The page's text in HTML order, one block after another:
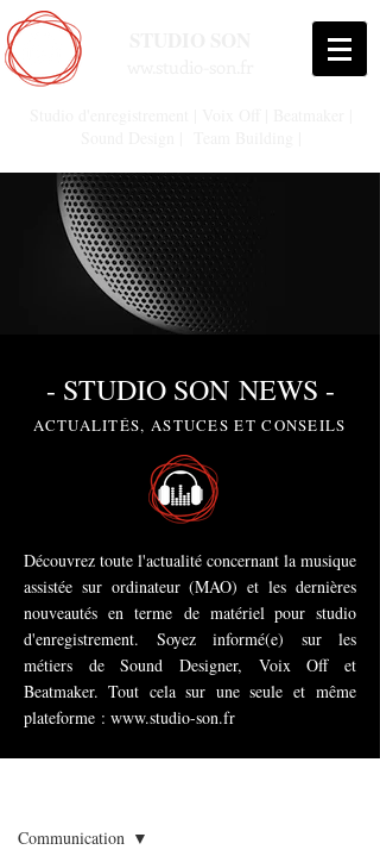
- STUDIO SONNEWS -
ACTUALITÉS, ASTUCES ET CONSEILS
Découvrez toute l'actualité concernant la musique
assistée sur ordinateur (MAO) et les dernières
nouveautés en terme de matériel pour studio
d'enregistrement. Soyez informé(e) sur les
métiers de Sound Designer, Voix Off et
Beatmaker. Tout cela sur une seule et même
plateforme : www.studio-son.fr
Communication